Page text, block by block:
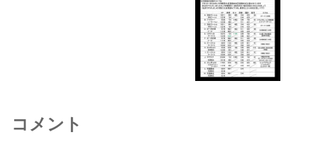
コメント